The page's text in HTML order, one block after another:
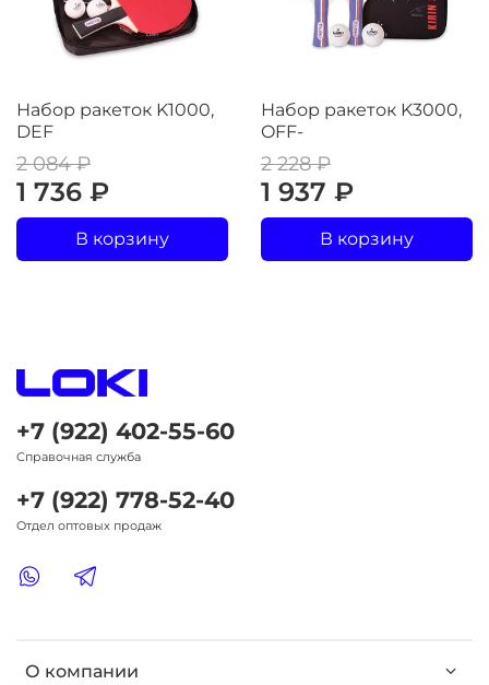
Набор ракеток K1000,
DEF
2 084 ₽
1 736 ₽
В корзину
Набор ракеток K3000,
OFF-
2 228 ₽
1 937 ₽
В корзину
О компании
+7 (922) 402-55-60
Справочная служба
+7 (922) 778-52-40
Отдел оптовых продаж